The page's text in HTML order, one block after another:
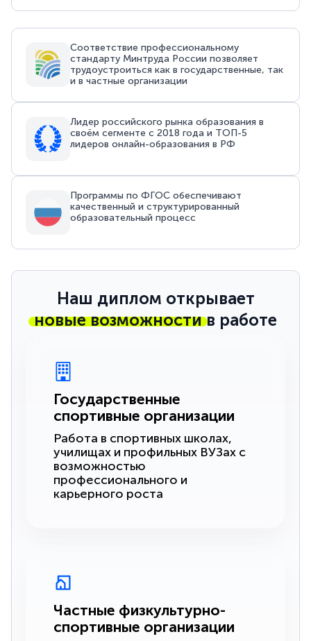
Соответствие профессиональному
стандарту Минтруда России позволяет
трудоустроиться как в государственные, так
и в частные организации
Лидер российского рынка образования в
своём сегменте с 2018 года и ТОП-5
лидеров онлайн-образования в РФ
Программы по ФГОС обеспечивают
качественный и структурированный
образовательный процесс
Наш диплом открывает
новые возможностив работе
Государственные
спортивные организации
Работа в спортивных школах,
училищах и профильных ВУЗах с
возможностью
профессионального и
карьерного роста
Частные физкультурно-
спортивные организации